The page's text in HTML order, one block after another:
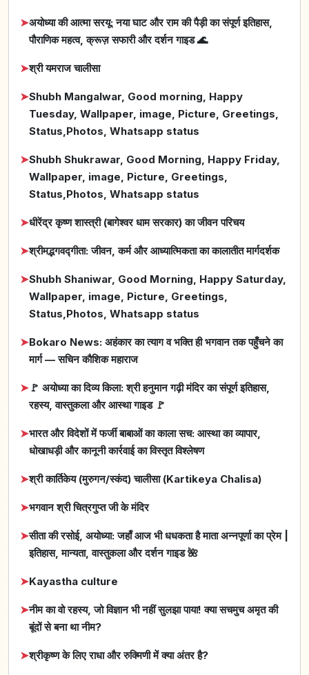
➤अयोध्या की आत्मा सरयू: नया घाट और राम की पैड़ी का संपूर्ण इतिहास,
पौराणिक महत्व, क्रूज़ सफारी और दर्शन गाइड 🌊
➤श्री यमराज चालीसा
➤Shubh Mangalwar, Good morning, Happy
Tuesday, Wallpaper, image, Picture, Greetings,
Status,Photos, Whatsapp status
➤Shubh Shukrawar, Good Morning, Happy Friday,
Wallpaper, image, Picture, Greetings,
Status,Photos, Whatsapp status
➤धीरेंद्र कृष्ण शास्त्री (बागेश्वर धाम सरकार) का जीवन परिचय
➤श्रीमद्भगवद्गीता: जीवन, कर्म और आध्यात्मिकता का कालातीत मार्गदर्शक
➤Shubh Shaniwar, Good Morning, Happy Saturday,
Wallpaper, image, Picture, Greetings,
Status,Photos, Whatsapp status
➤Bokaro News: अहंकार का त्याग व भक्ति ही भगवान तक पहुँचने का
मार्ग — सचिन कौशिक महाराज
➤🚩 अयोध्या का दिव्य किला: श्री हनुमान गढ़ी मंदिर का संपूर्ण इतिहास,
रहस्य, वास्तुकला और आस्था गाइड 🚩
➤भारत और विदेशों में फर्जी बाबाओं का काला सच: आस्था का व्यापार,
धोखाधड़ी और कानूनी कार्रवाई का विस्तृत विश्लेषण
➤श्री कार्तिकेय (मुरुगन/स्कंद) चालीसा (Kartikeya Chalisa)
➤भगवान श्री चित्रगुप्त जी के मंदिर
➤सीता की रसोई, अयोध्या: जहाँ आज भी धधकता है माता अन्नपूर्णा का प्रेम |
इतिहास, मान्यता, वास्तुकला और दर्शन गाइड 🌺
➤Kayastha culture
➤नीम का वो रहस्य, जो विज्ञान भी नहीं सुलझा पाया! क्या सचमुच अमृत की
बूंदों से बना था नीम?
➤श्रीकृष्ण के लिए राधा और रुक्मिणी में क्या अंतर है?